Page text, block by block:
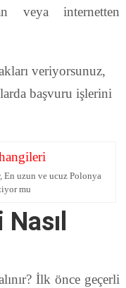
veya internetten
veriyorsunuz,
başvuru işlerini
uzun ve ucuz Polonya
mu
İlk önce geçerli